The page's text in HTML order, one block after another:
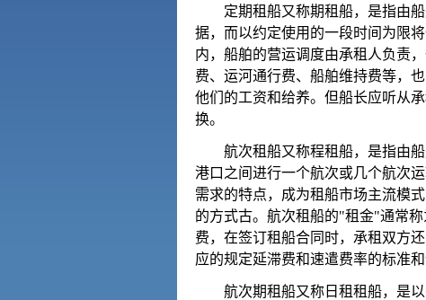
定期租船又称期租船，是指由船
据，而以约定使用的一段时间为限
内，船舶的营运调度由承租人负责
费、运河通行费、船舶维持费等，
他们的工资和给养。但船长应听从
换。
航次租船又称程租船，是指由船
港口之间进行一个航次或几个航次
需求的特点，成为租船市场主流模
的方式古。航次租船的"租金"通常
费，在签订租船合同时，承租双方
应的规定延滞费和速遣费率的标准和
航次期租船又称日租租船，是以